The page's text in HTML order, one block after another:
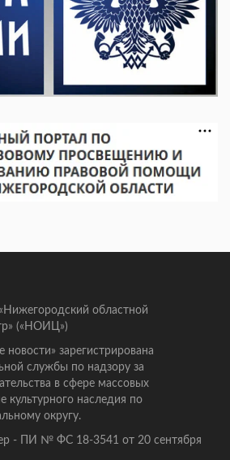
областной
(«НОИЦ»)
новости» зарегистрирована
службы по надзору за
в сфере массовых
культурного наследия по
округу.
- ПИ № ФС 18-3541 от 20 сентября